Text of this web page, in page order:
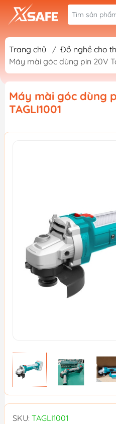
Trang chủ / Đồ nghề cho
Máy mài góc dùng pin 20V
Máy mài góc dùng
TAGLI1001
SKU: TAGLI1001